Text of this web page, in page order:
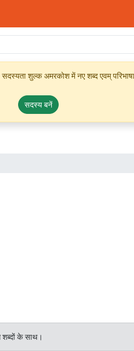
शुल्क अमरकोश में नए शब्द एवम्
सदस्य बनें
शब्दों के साथ।